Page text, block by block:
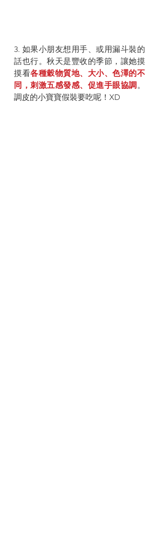
3. 如果小朋友想用手、或用漏斗裝的
話也行。秋天是豐收的季節，讓她摸
摸看各種穀物質地、大小、色澤的不
同，刺激五感發感、促進手眼協調 。
調皮的小寶寶假裝要吃呢！XD